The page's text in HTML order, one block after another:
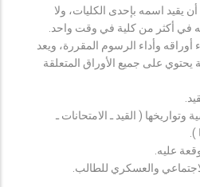
يقيد اسمه بإحدى الكليات، ولا
في أكثر من كلية في وقت واحد.
أوراقه وأداء الرسوم المقررة، ويعد
على جميع الأوراق المتعلقة
وتواريخها ( القيد ـ الامتحانات ـ
).
عليه.
والعسكري للطالب.